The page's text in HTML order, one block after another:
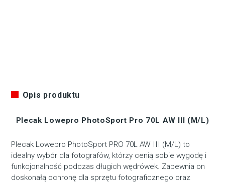
Opis produktu
Plecak Lowepro PhotoSport Pro 70L AW III (M/L)
Plecak Lowepro PhotoSport PRO 70L AW III (M/L) to
idealny wybór dla fotografów, którzy cenią sobie wygodę i
funkcjonalność podczas długich wędrówek. Zapewnia on
doskonałą ochronę dla sprzętu fotograficznego oraz